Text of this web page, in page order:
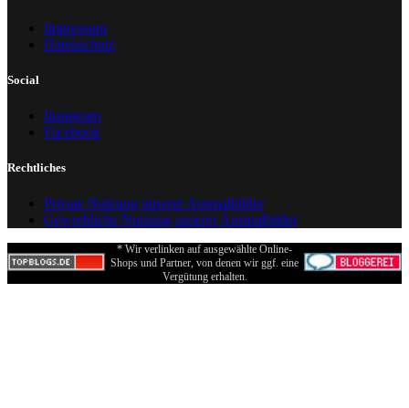
Impressum
Datenschutz
Social
Instagram
Facebook
Rechtliches
Private Nutzung unserer Ausmalbilder
Gewerbliche Nutzung unserer Ausmalbilder
* Wir verlinken auf ausgewählte Online-
Shops und Partner, von denen wir ggf. eine
Vergütung erhalten.